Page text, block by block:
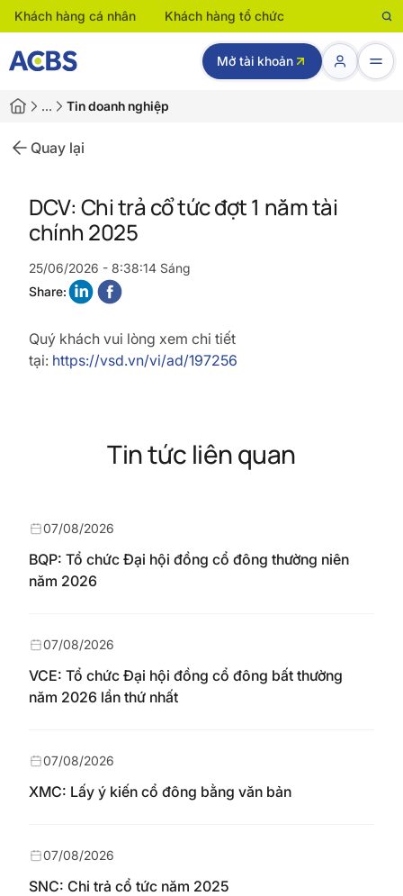
Khách hàng cá nhân Khách hàng tổ chức
Mở tài khoản
… Tin doanh nghiệp
Quay lại
DCV: Chi trả cổ tức đợt 1 năm tài
chính 2025
25/06/2026 - 8:38:14 Sáng
Share:
Quý khách vui lòng xem chi tiết
tại: https://vsd.vn/vi/ad/197256
Tin tức liên quan
BQP: Tổ chức Đại hội đồng cổ đông thường niên
năm 2026
07/08/2026
VCE: Tổ chức Đại hội đồng cổ đông bất thường
năm 2026 lần thứ nhất
07/08/2026
XMC: Lấy ý kiến cổ đông bằng văn bản
07/08/2026
SNC: Chi trả cổ tức năm 2025
07/08/2026